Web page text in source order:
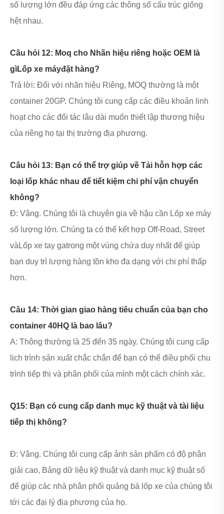
số lượng lớn đều đáp ứng các thông số cấu trúc giống
hệt nhau.
Câu hỏi 12: Moq cho Nhãn hiệu riêng hoặc OEM là
gìLốp xe máyđặt hàng?
Trả lời: Đối với nhãn hiệu Riêng, MOQ thường là một
container 20GP. Chúng tôi cung cấp các điều khoản linh
hoạt cho các đối tác lâu dài muốn thiết lập thương hiệu
của riêng họ tại thị trường địa phương.
Câu hỏi 13: Bạn có thể trợ giúp về Tải hỗn hợp các
loại lốp khác nhau để tiết kiệm chi phí vận chuyển
không?
Đ: Vâng. Chúng tôi là chuyên gia về hậu cần Lốp xe máy
số lượng lớn. Chúng ta có thể kết hợp Off-Road, Street
và Lốp xe tay gatrong một vùng chứa duy nhất để giúp
bạn duy trì lượng hàng tồn kho đa dạng với chi phí thấp
hơn.
Câu 14: Thời gian giao hàng tiêu chuẩn của bạn cho
container 40HQ là bao lâu?
A: Thông thường là 25 đến 35 ngày. Chúng tôi cung cấp
lịch trình sản xuất chắc chắn để bạn có thể điều phối chu
trình tiếp thị và phân phối của mình một cách chính xác.
Q15: Bạn có cung cấp danh mục kỹ thuật và tài liệu
tiếp thị không?
Đ: Vâng. Chúng tôi cung cấp ảnh sản phẩm có độ phân
giải cao, Bảng dữ liệu kỹ thuật và danh mục kỹ thuật số
để giúp các nhà phân phối quảng bá lốp xe của chúng tôi
tới các đại lý địa phương của họ.